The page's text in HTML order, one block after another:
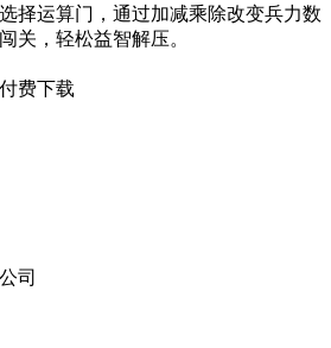
择运算门，通过加减乘除改变兵力数
关，轻松益智解压。
费下载
司